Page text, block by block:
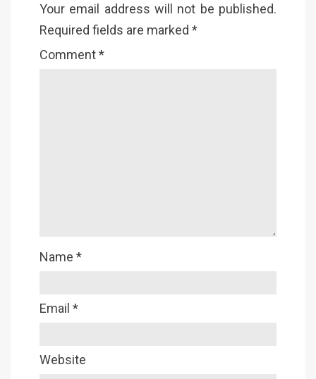
Your email address will not be published.
Required fields are marked *
Comment*
Name *
Email *
Website